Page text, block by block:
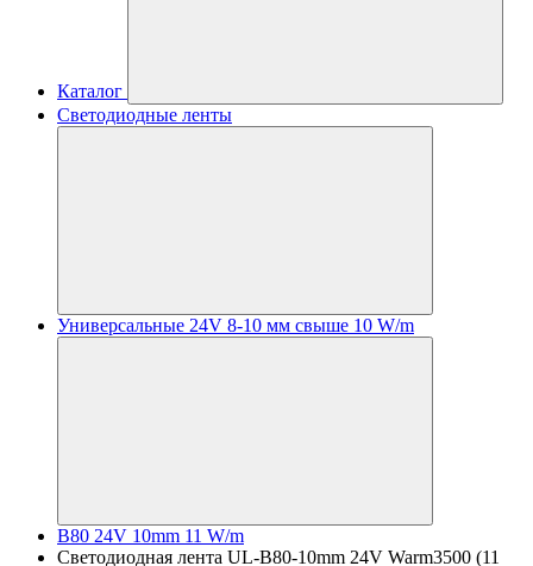
Каталог
Светодиодные ленты
Универсальные 24V 8-10 мм свыше 10 W/m
B80 24V 10mm 11 W/m
Светодиодная лента UL-B80-10mm 24V Warm3500 (11